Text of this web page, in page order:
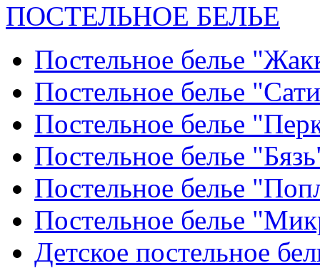
ПОСТЕЛЬНОЕ БЕЛЬЕ
Постельное белье
Постельное белье
Постельное белье
Постельное белье
Постельное белье
Постельное белье
Детское постельное